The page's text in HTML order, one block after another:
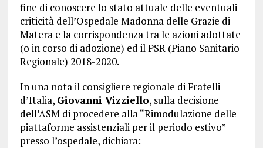
fine di conoscere lo stato attuale delle eventuali
criticità dell’Ospedale Madonna delle Grazie di
Matera e la corrispondenza tra le azioni adottate
(o in corso di adozione) ed il PSR (Piano Sanitario
Regionale) 2018-2020.
In una nota il consigliere regionale di Fratelli
d’Italia, Giovanni Vizziello, sulla decisione
dell’ASM di procedere alla “Rimodulazione delle
piattaforme assistenziali per il periodo estivo”
presso l’ospedale, dichiara: